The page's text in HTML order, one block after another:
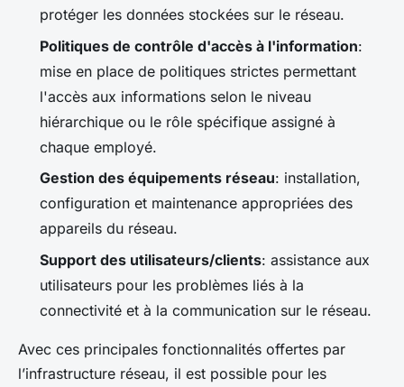
protéger les données stockées sur le réseau.
Politiques de contrôle d'accès à l'information:
mise en place de politiques strictes permettant
l'accès aux informations selon le niveau
hiérarchique ou le rôle spécifique assigné à
chaque employé.
Gestion des équipements réseau: installation,
configuration et maintenance appropriées des
appareils du réseau.
Support des utilisateurs/clients: assistance aux
utilisateurs pour les problèmes liés à la
connectivité et à la communication sur le réseau.
Avec ces principales fonctionnalités offertes par
l’infrastructure réseau, il est possible pour les